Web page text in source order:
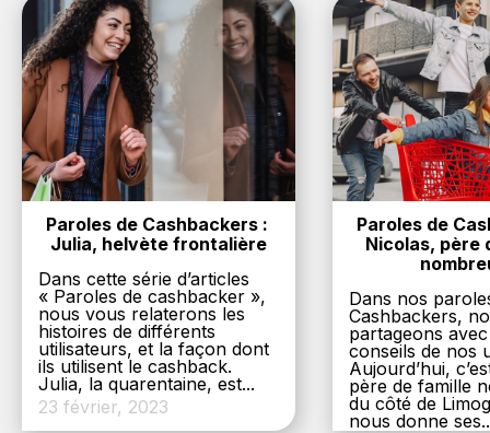
Paroles de Cashbackers :
Julia, helvète frontalière
Dans cette série d’articles
« Paroles de cashbacker »,
nous vous relaterons les
histoires de différents
utilisateurs, et la façon dont
ils utilisent le cashback.
Julia, la quarentaine, est...
23 février, 2023
Paroles de
Nicolas, père
Dans nos
Cashbackers,
partageons
conseils de nos
Aujourd’hui,
père de famille
du côté de
nous donne